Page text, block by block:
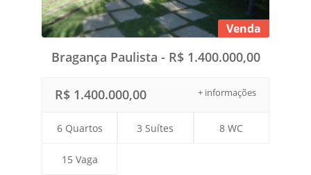
Venda
Bragança Paulista - R$ 1.400.000,00
+ informações
R$ 1.400.000,00
6 Quartos 3 Suítes 8 WC
15 Vaga